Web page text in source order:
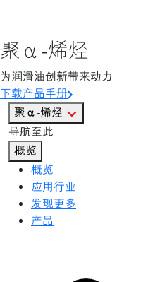
聚α-烯烃
为润滑油创新带来动力
下载产品手册
聚α-烯烃
导航至此
概览
概览
应用行业
发现更多
产品